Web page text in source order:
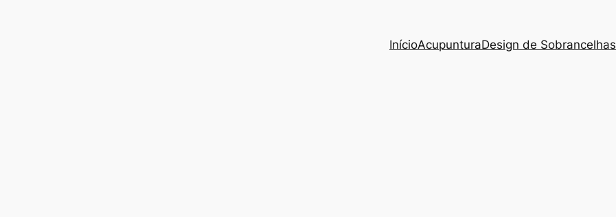
InícioAcupunturaDesign de Sobrancelhas